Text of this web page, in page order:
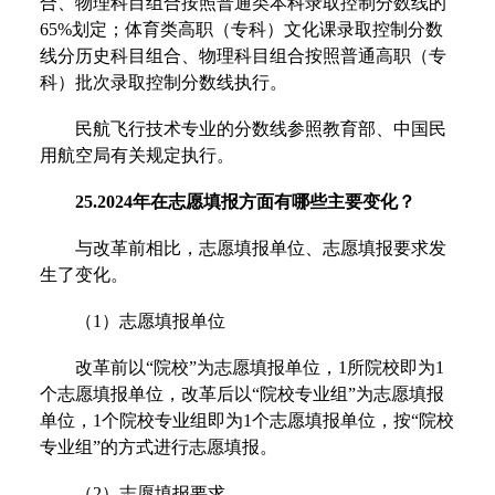
65%划定；体育类高职（专科）文化课录取控制分数
线分历史科目组合、物理科目组合按照普通高职（专
科）批次录取控制分数线执行。
民航飞行技术专业的分数线参照教育部、中国民
用航空局有关规定执行。
25.2024年在志愿填报方面有哪些主要变化？
与改革前相比，志愿填报单位、志愿填报要求发
生了变化。
（1）志愿填报单位
改革前以“院校”为志愿填报单位，1所院校即为1
个志愿填报单位，改革后以“院校专业组”为志愿填报
单位，1个院校专业组即为1个志愿填报单位，按“院校
专业组”的方式进行志愿填报。